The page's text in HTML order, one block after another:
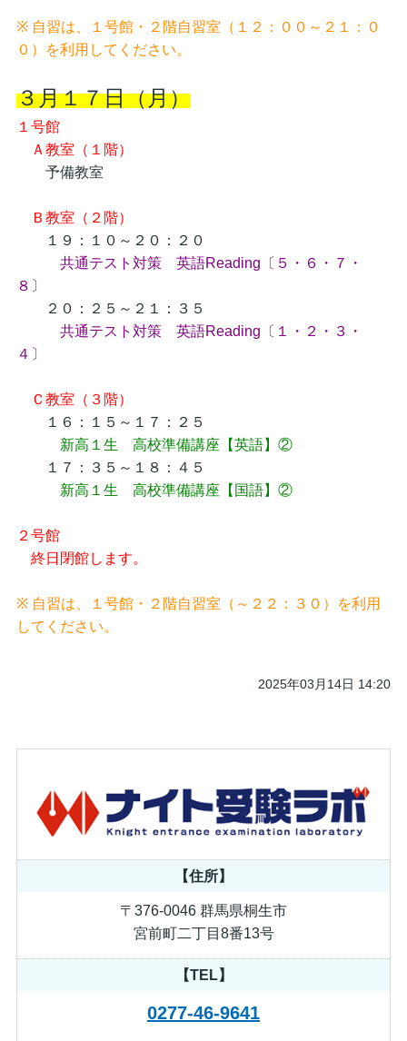
※ 自習は、１号館・２階自習室（１２：００～２１：０
０）を利用してください。
３月１７日（月）
１号館
Ａ教室（１階）
予備教室
Ｂ教室（２階）
１９：１０～２０：２０
共通テスト対策 英語Reading〔５・６・７・
８〕
２０：２５～２１：３５
共通テスト対策 英語Reading〔１・２・３・
４〕
Ｃ教室（３階）
１６：１５～１７：２５
新高１生 高校準備講座【英語】②
１７：３５～１８：４５
新高１生 高校準備講座【国語】②
２号館
終日閉館します。
※ 自習は、１号館・２階自習室（～２２：３０）を利用
してください。
2025年03月14日 14:20
【住所】
〒376-0046 群馬県桐生市
宮前町二丁目8番13号
【TEL】
0277-46-9641